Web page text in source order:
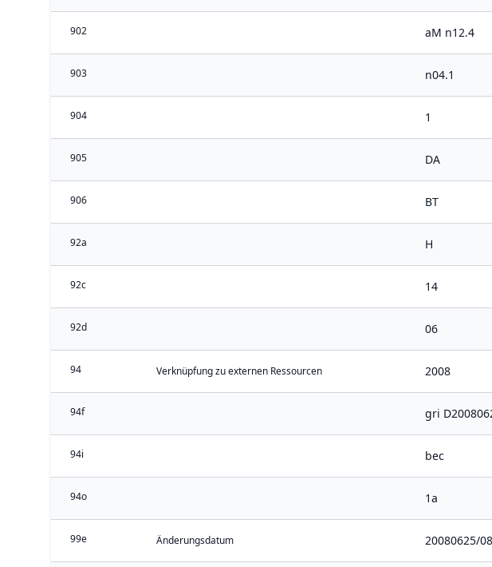
902 aM n12.4
903 n04.1
904 1
905 DA
906 BT
92a H
92c 14
92d 06
94 Verknüpfung zu externen Ressourcen 2008
94f gri
94i bec
94o 1a
99e Änderungsdatum 20080625/